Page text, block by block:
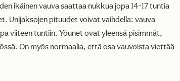
ikäinen vauva saattaa nukkua jopa 14-17 tuntia
Unijaksojen pituudet voivat vaihdella: vauva
viiteen tuntiin. Yöunet ovat yleensä pisimmät,
On myös normaalia, että osa vauvoista viettää